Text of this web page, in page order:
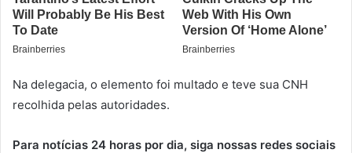
Na delegacia, o elemento foi multado e teve sua CNH
recolhida pelas autoridades.
Para notícias 24 horas por dia, siga nossas redes sociais